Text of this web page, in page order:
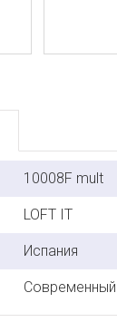
10008F mult
LOFT IT
Испания
Современный